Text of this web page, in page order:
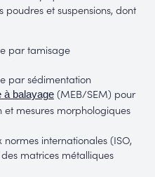
et suspensions, dont
par tamisage
par sédimentation
à balayage(MEB/SEM) pour
mesures morphologiques
internationales (ISO,
matrices métalliques